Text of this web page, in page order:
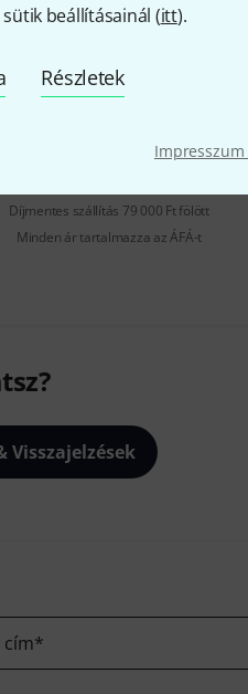
beállításainál (itt).
Részletek
Impresszum
A típustól B típusig
Díjmentes szállítás 79 000 Ft fölött
Minden ár tartalmazza az ÁFÁ-t
Visszajelzések
cím*